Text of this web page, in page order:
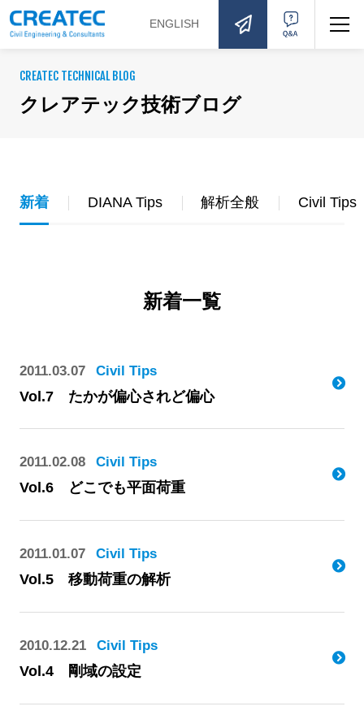
ENGLISH お問い合わせ Q&A
CREATEC TECHNICAL BLOG
クレアテック技術ブログ
新着 DIANA Tips 解析全般 Civil Tips
新着一覧
2011.03.07 Civil Tips
Vol.7 たかが偏心されど偏心
2011.02.08 Civil Tips
Vol.6 どこでも平面荷重
2011.01.07 Civil Tips
Vol.5 移動荷重の解析
2010.12.21 Civil Tips
Vol.4 剛域の設定